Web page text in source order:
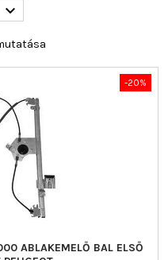

-20%
ABLAKEMELŐ BAL ELSŐ